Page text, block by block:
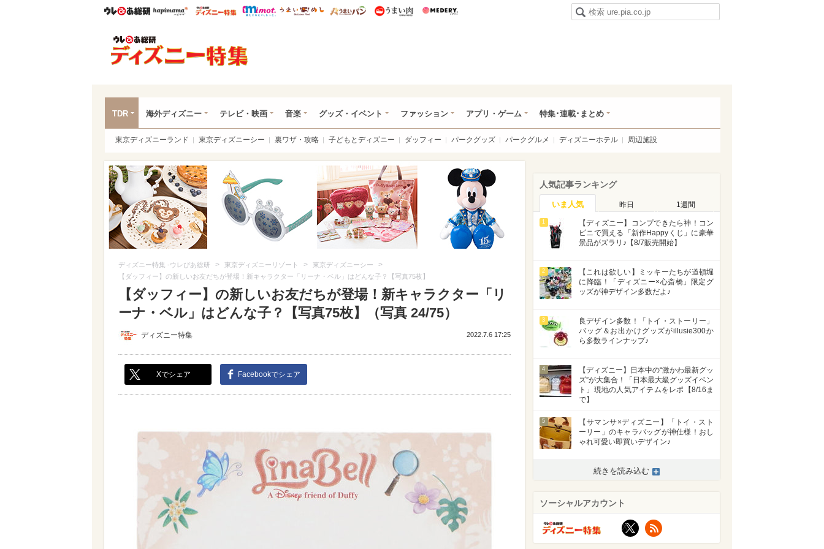
ウレぴあ総研ハピママ* ウレぴあ総研 ディズニー特集
mimot. うまいめし うまいパン うまい肉
TDR 海外ディズニー テレビ・映画 音楽 グッズ・イベント ファッション アプリ・ゲーム 特集･連載･まとめ
東京ディズニーランド 東京ディズニーシー 裏ワザ・攻略 子どもとディズニー ダッフィー パークグッズ パークグルメ ディズニーホテル 周辺施設
ディズニー特集 -ウレぴあ総研 > 東京ディズニーリゾート > 東京ディズニーシー >
【ダッフィー】の新しいお友だちが登場！新キャラクター「リーナ・ベル」はどんな子？【写真75枚】
【ダッフィー】の新しいお友だちが登場！新キャラクター「リ
ーナ・ベル」はどんな子？【写真75枚】（写真 24/75）
ディズニー特集 2022.7.6 17:25
Xでシェア Facebookでシェア
人気記事ランキング
いま人気 昨日 1週間
1
【ディズニー】コンプできたら神！コン
ビニで買える「新作Happyくじ」に豪華
景品がズラリ♪【8/7販売開始】
2
【これは欲しい】ミッキーたちが道頓堀
に降臨！「ディズニー×心斎橋」限定グ
ッズが神デザイン多数だよ♪
3
良デザイン多数！「トイ・ストーリー」
バッグ＆お出かけグッズがillusie300か
ら多数ラインナップ♪
4
【ディズニー】日本中の“激かわ最新グッ
ズ”が大集合！「日本最大級グッズイベン
ト」現地の人気アイテムをレポ【8/16ま
で】
5
【サマンサ×ディズニー】「トイ・スト
ーリー」のキャラバッグが神仕様！おし
ゃれ可愛い即買いデザイン♪
続きを読み込む
ソーシャルアカウント
X